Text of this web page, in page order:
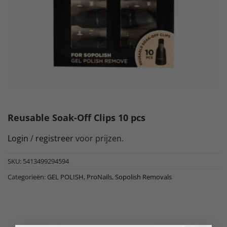
Reusable Soak-Off Clips 10 pcs
Login / registreer voor prijzen.
SKU: 5413499294594
Categorieën: GEL POLISH, ProNails, Sopolish Removals